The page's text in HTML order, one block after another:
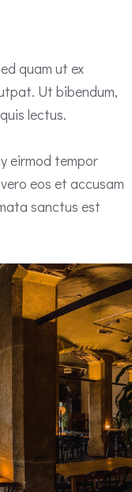
quam ut ex
Ut bibendum,
lectus.
eirmod tempor
eos et accusam
sanctus est